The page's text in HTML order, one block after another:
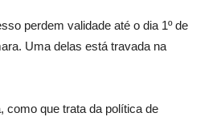
perdem validade até o dia 1º de
Uma delas está travada na
como que trata da política de